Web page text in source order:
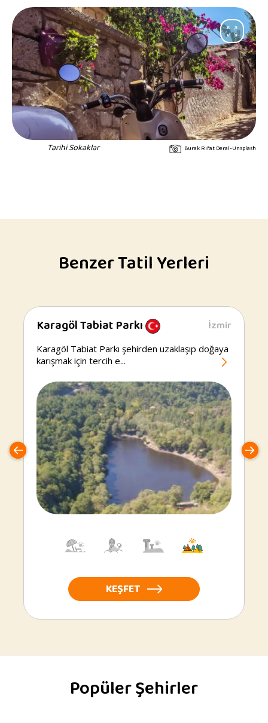
Tarihi Sokaklar Burak Rıfat Deral-Unsplash
Benzer Tatil Yerleri
Karagöl
Parkı
Karagöl Tabiat Parkı İzmir
Karagöl Tabiat Parkı şehirden uzaklaşıp doğaya
karışmak için tercih e...
KEŞFET
Popüler Şehirler